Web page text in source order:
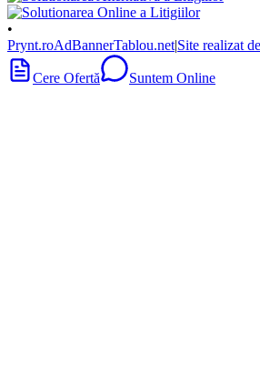
•
Prynt.roAdBannerTablou.net|Site realizat
Cere Ofertă Suntem Online